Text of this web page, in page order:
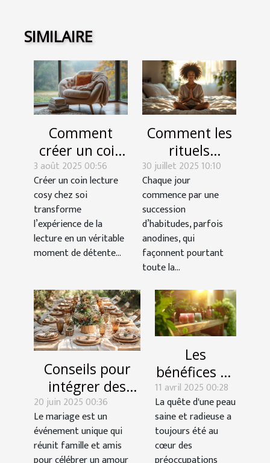
SIMILAIRE
Comment
créer un coin
lecture cosy
chez soi ?
3 août 2025 00:56
Créer un coin lecture
cosy chez soi
transforme
l’expérience de la
lecture en un véritable
moment de détente...
Comment les
rituels
matinaux
influencent-ils
votre succès
quotidien ?
30 juillet 2025 10:10
Chaque jour
commence par une
succession
d’habitudes, parfois
anodines, qui
façonnent pourtant
toute la...
Conseils pour
intégrer des
éléments
écoresponsables
dans votre
décoration de
20 juin 2025 00:36
Le mariage est un
événement unique qui
réunit famille et amis
Les
bénéfices de
l'utilisation
de
cosmétiques
bio pour la
11 avril 2025 00:28
La quête d'une peau
saine et radieuse a
toujours été au
cœur des